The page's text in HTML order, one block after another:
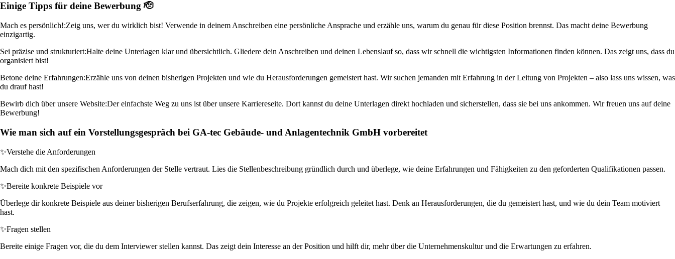
Einige Tipps für deine Bewerbung 🫡
Mach es persönlich!:Zeig uns, wer du wirklich bist! Verwende in deinem Anschreiben eine persönliche Ansprache und erzähle uns, warum du genau für diese Position brennst. Das macht deine Bewerbung
einzigartig.
Sei präzise und strukturiert:Halte deine Unterlagen klar und übersichtlich. Gliedere dein Anschreiben und deinen Lebenslauf so, dass wir schnell die wichtigsten Informationen finden können. Das zeigt uns, dass du
organisiert bist!
Betone deine Erfahrungen:Erzähle uns von deinen bisherigen Projekten und wie du Herausforderungen gemeistert hast. Wir suchen jemanden mit Erfahrung in der Leitung von Projekten – also lass uns wissen, was
du drauf hast!
Bewirb dich über unsere Website:Der einfachste Weg zu uns ist über unsere Karriereseite. Dort kannst du deine Unterlagen direkt hochladen und sicherstellen, dass sie bei uns ankommen. Wir freuen uns auf deine
Bewerbung!
Wie man sich auf ein Vorstellungsgespräch bei GA-tec Gebäude- und Anlagentechnik GmbH vorbereitet
✨Verstehe die Anforderungen
Mach dich mit den spezifischen Anforderungen der Stelle vertraut. Lies die Stellenbeschreibung gründlich durch und überlege, wie deine Erfahrungen und Fähigkeiten zu den geforderten Qualifikationen passen.
✨Bereite konkrete Beispiele vor
Überlege dir konkrete Beispiele aus deiner bisherigen Berufserfahrung, die zeigen, wie du Projekte erfolgreich geleitet hast. Denk an Herausforderungen, die du gemeistert hast, und wie du dein Team motiviert
hast.
✨Fragen stellen
Bereite einige Fragen vor, die du dem Interviewer stellen kannst. Das zeigt dein Interesse an der Position und hilft dir, mehr über die Unternehmenskultur und die Erwartungen zu erfahren.